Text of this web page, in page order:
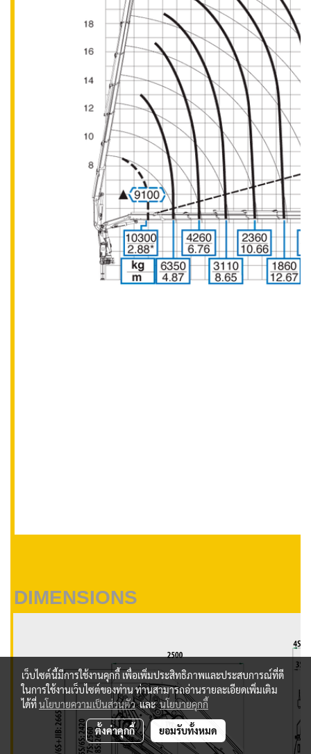
DIMENSIONS
เว็บไซต์นี้มีการใช้งานคุกกี้ เพื่อเพิ่มประสิทธิภาพและประสบการณ์ที่ดี
ในการใช้งานเว็บไซต์ของท่าน ท่านสามารถอ่านรายละเอียดเพิ่มเติม
ได้ที่นโยบายความเป็นส่วนตัวและนโยบายคุกกี้
ตั้งค่าคุกกี้ ยอมรับทั้งหมด